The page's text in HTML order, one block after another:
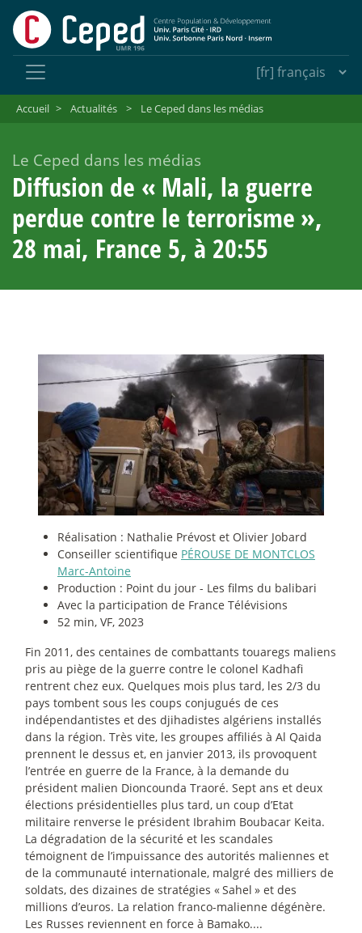
Accueil > Actualités > Le Ceped dans les médias
Le Ceped dans les médias
Diffusion de « Mali, la guerre
perdue contre le terrorisme »,
28 mai, France 5, à 20:55
Réalisation : Nathalie Prévost et Olivier Jobard
Conseiller scientifique PÉROUSE DE MONTCLOS
Marc-Antoine
Production : Point du jour - Les films du balibari
Avec la participation de France Télévisions
52 min, VF, 2023
Fin 2011, des centaines de combattants touaregs maliens
pris au piège de la guerre contre le colonel Kadhafi
rentrent chez eux. Quelques mois plus tard, les 2/3 du
pays tombent sous les coups conjugués de ces
indépendantistes et des djihadistes algériens installés
dans la région. Très vite, les groupes affiliés à Al Qaida
prennent le dessus et, en janvier 2013, ils provoquent
l’entrée en guerre de la France, à la demande du
président malien Dioncounda Traoré. Sept ans et deux
élections présidentielles plus tard, un coup d’Etat
militaire renverse le président Ibrahim Boubacar Keita.
La dégradation de la sécurité et les scandales
témoignent de l’impuissance des autorités maliennes et
de la communauté internationale, malgré des milliers de
soldats, des dizaines de stratégies «Sahel » et des
millions d’euros. La relation franco-malienne dégénère.
Les Russes reviennent en force à Bamako....